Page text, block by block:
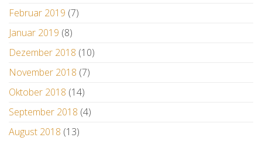
Februar 2019 (7)
Januar 2019 (8)
Dezember 2018 (10)
November 2018 (7)
Oktober 2018 (14)
September 2018 (4)
August 2018 (13)